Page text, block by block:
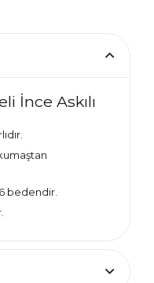
İnce Askılı
bedendir.